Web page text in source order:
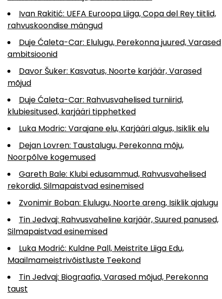
Ivan Rakitić: UEFA Euroopa Liiga, Copa del Rey tiitlid,
rahvuskoondise mängud
Duje Ćaleta-Car: Elulugu, Perekonna juured, Varased
ambitsioonid
Davor Šuker: Kasvatus, Noorte karjäär, Varased
mõjud
Duje Ćaleta-Car: Rahvusvahelised turniirid,
klubiesitused, karjääri tipphetked
Luka Modric: Varajane elu, Karjääri algus, Isiklik elu
Dejan Lovren: Taustalugu, Perekonna mõju,
Noorpõlve kogemused
Gareth Bale: Klubi edusammud, Rahvusvahelised
rekordid, Silmapaistvad esinemised
Zvonimir Boban: Elulugu, Noorte areng, Isiklik ajalugu
Tin Jedvaj: Rahvusvaheline karjäär, Suured panused,
Silmapaistvad esinemised
Luka Modrić: Kuldne Pall, Meistrite Liiga Edu,
Maailmameistrivõistluste Teekond
Tin Jedvaj: Biograafia, Varased mõjud, Perekonna
taust